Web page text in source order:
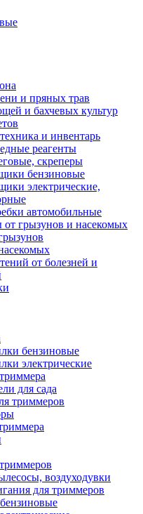
и пряных трав
и бахчевых культур
и инвентарь
реагенты
скреперы
бензиновые
электрические,
автомобильные
от грызунов и насекомых
от болезней и
бензиновые
электрические
для сада
триммеров
воздуходувки
для триммеров